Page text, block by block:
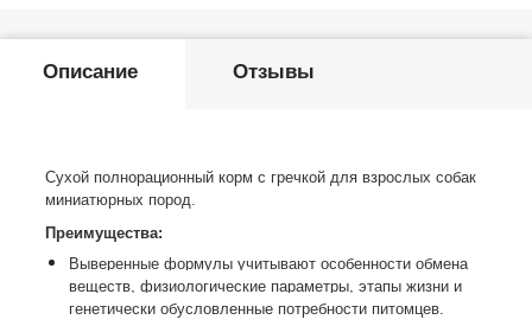
Описание Отзывы
Сухой полнорационный корм с гречкой для взрослых собак
миниатюрных пород.
Преимущества:
Выверенные формулы учитывают особенности обмена
веществ, физиологические параметры, этапы жизни и
генетически обусловленные потребности питомцев.